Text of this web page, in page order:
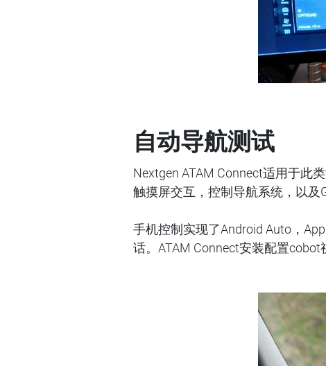
自动导航测试
Nextgen ATAM Connect适用于此
触摸屏交互，控制导航系统，以及
手机控制实现了Android Auto，
话。ATAM Connect安装配置